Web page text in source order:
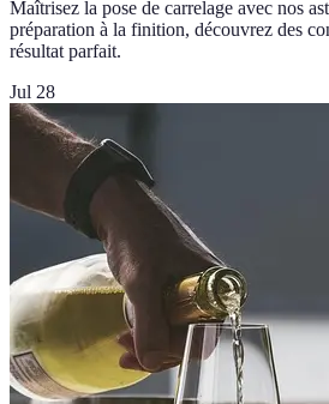
Maîtrisez la pose de carrelage avec nos
préparation à la finition, découvrez des
résultat parfait.
Jul 28